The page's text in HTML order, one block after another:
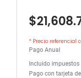
* Precio referencial
Pago Anual
Incluido impuestos
Pago con tarjeta